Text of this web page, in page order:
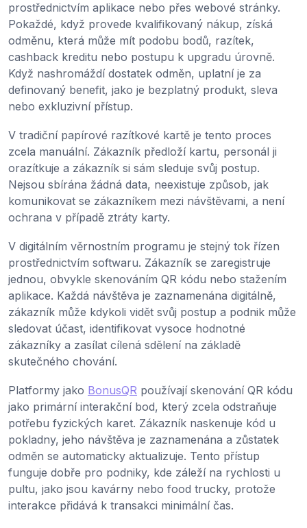
prostřednictvím aplikace nebo přes webové stránky.
Pokaždé, když provede kvalifikovaný nákup, získá
odměnu, která může mít podobu bodů, razítek,
cashback kreditu nebo postupu k upgradu úrovně.
Když nashromáždí dostatek odměn, uplatní je za
definovaný benefit, jako je bezplatný produkt, sleva
nebo exkluzivní přístup.
V tradiční papírové razítkové kartě je tento proces
zcela manuální. Zákazník předloží kartu, personál ji
orazítkuje a zákazník si sám sleduje svůj postup.
Nejsou sbírána žádná data, neexistuje způsob, jak
komunikovat se zákazníkem mezi návštěvami, a není
ochrana v případě ztráty karty.
V digitálním věrnostním programu je stejný tok řízen
prostřednictvím softwaru. Zákazník se zaregistruje
jednou, obvykle skenováním QR kódu nebo stažením
aplikace. Každá návštěva je zaznamenána digitálně,
zákazník může kdykoli vidět svůj postup a podnik může
sledovat účast, identifikovat vysoce hodnotné
zákazníky a zasílat cílená sdělení na základě
skutečného chování.
Platformy jako BonusQR používají skenování QR kódu
jako primární interakční bod, který zcela odstraňuje
potřebu fyzických karet. Zákazník naskenuje kód u
pokladny, jeho návštěva je zaznamenána a zůstatek
odměn se automaticky aktualizuje. Tento přístup
funguje dobře pro podniky, kde záleží na rychlosti u
pultu, jako jsou kavárny nebo food trucky, protože
interakce přidává k transakci minimální čas.